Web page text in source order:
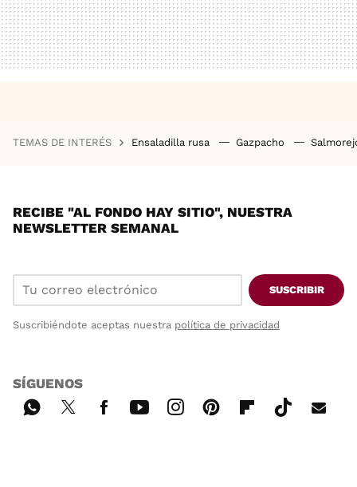
TEMAS DE INTERÉS Ensaladilla rusa Gazpacho
RECIBE "AL FONDO HAY SITIO", NUESTRA
NEWSLETTER SEMANAL
SUSCRIBIR
Suscribiéndote aceptas nuestra política de privacidad
SÍGUENOS